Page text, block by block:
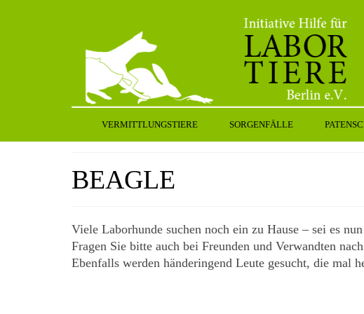
VERMITTLUNGSTIERE SORGENFÄLLE
BEAGLE
Viele Laborhunde suchen noch ein zu Hause – sei es
Fragen Sie bitte auch bei Freunden und Verwandten
Ebenfalls werden händeringend Leute gesucht, die mal